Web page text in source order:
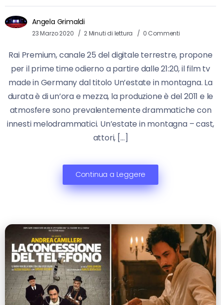
Angela Grimaldi
23 Marzo 2020 2 Minuti di lettura 0 Commenti
Rai Premium, canale 25 del digitale terrestre, propone
per il prime time odierno a partire dalle 21:20, il film tv
made in Germany dal titolo Un’estate in montagna. La
durata è di un’ora e mezza, la produzione è del 2011 e le
atmosfere sono prevalentemente drammatiche con
innesti melodrammatici. Un’estate in montagna – cast,
attori, […]
Continua a Leggere